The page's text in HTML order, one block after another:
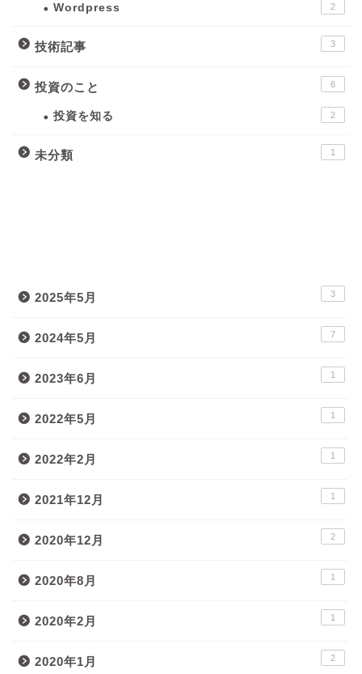
Wordpress 2
技術記事 3
投資のこと 6
投資を知る 2
未分類 1
2025年5月 3
2024年5月 7
2023年6月 1
2022年5月 1
2022年2月 1
2021年12月 1
2020年12月 2
2020年8月 1
2020年2月 1
2020年1月 2